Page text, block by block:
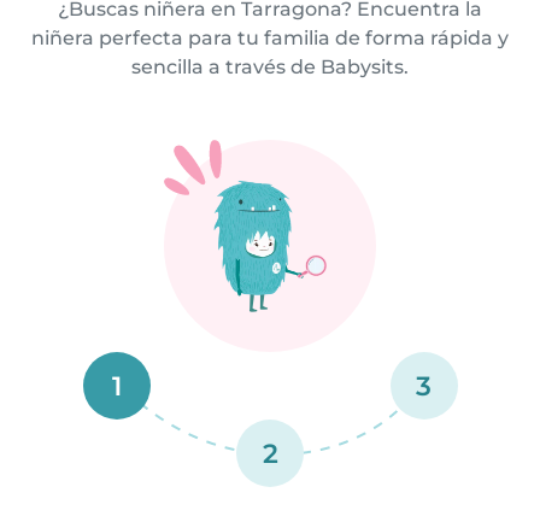
¿Buscas niñera en Tarragona? Encuentra la
niñera perfecta para tu familia de forma rápida y
sencilla a través de Babysits.
1
2
3